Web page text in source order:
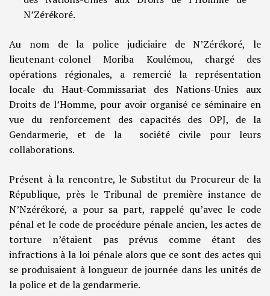
N’Zérékoré.
Au nom de la police judiciaire de N’Zérékoré, le
lieutenant-colonel Moriba Koulémou, chargé des
opérations régionales, a remercié la représentation
locale du Haut-Commissariat des Nations-Unies aux
Droits de l’Homme, pour avoir organisé ce séminaire en
vue du renforcement des capacités des OPJ, de la
Gendarmerie, et de la société civile pour leurs
collaborations.
Présent à la rencontre, le Substitut du Procureur de la
République, près le Tribunal de première instance de
N’Nzérékoré, a pour sa part, rappelé qu’avec le code
pénal et le code de procédure pénale ancien, les actes de
torture n’étaient pas prévus comme étant des
infractions à la loi pénale alors que ce sont des actes qui
se produisaient à longueur de journée dans les unités de
la police et de la gendarmerie.